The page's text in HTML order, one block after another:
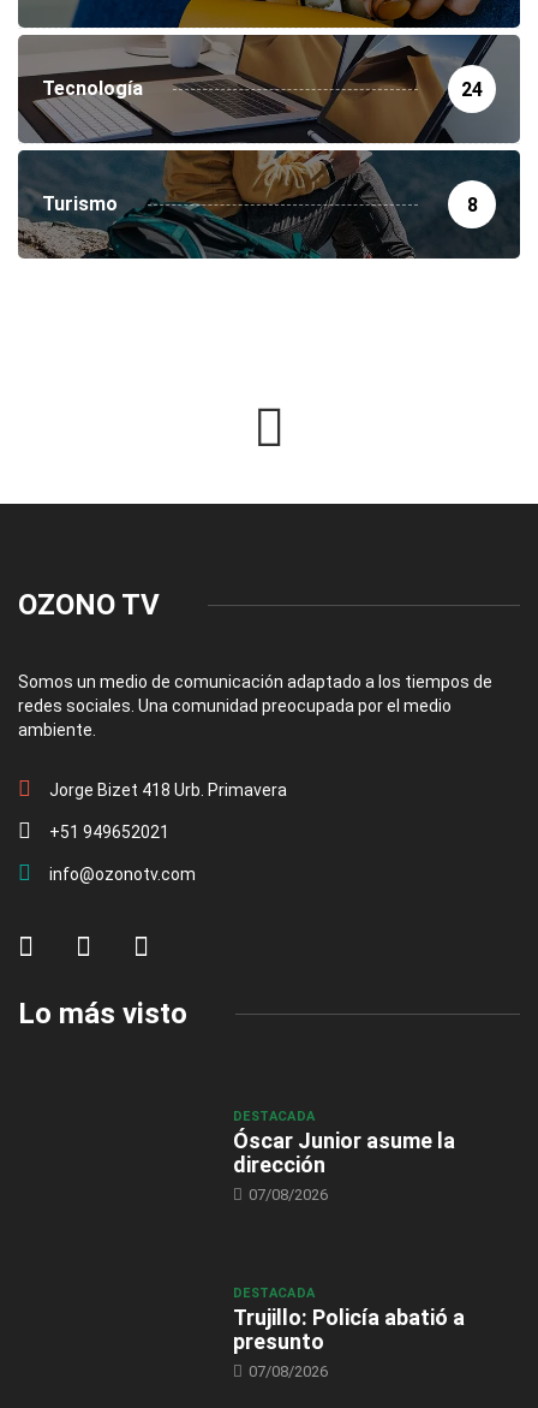
Tecnología 24
Turismo 8
OZONO TV
Somos un medio de comunicación adaptado a los tiempos de
redes sociales. Una comunidad preocupada por el medio
ambiente.
Jorge Bizet 418 Urb. Primavera
+51 949652021
info@ozonotv.com
Lo más visto
DESTACADA
Óscar Junior asume la
dirección
07/08/2026
DESTACADA
Trujillo: Policía abatió a
presunto
07/08/2026